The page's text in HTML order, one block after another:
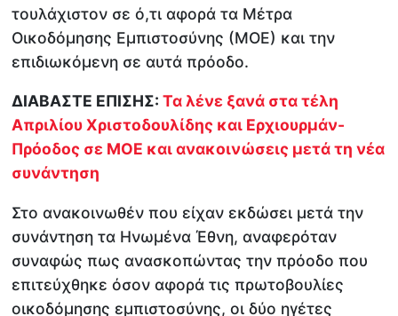
τουλάχιστον σε ό,τι αφορά τα Μέτρα
Οικοδόμησης Εμπιστοσύνης (ΜΟΕ) και την
επιδιωκόμενη σε αυτά πρόοδο.
ΔΙΑΒΑΣΤΕ ΕΠΙΣΗΣ:Τα λένε ξανά στα τέλη
Απριλίου Χριστοδουλίδης και Ερχιουρμάν-
Πρόοδος σε ΜΟΕ και ανακοινώσεις μετά τη νέα
συνάντηση
Στο ανακοινωθέν που είχαν εκδώσει μετά την
συνάντηση τα Ηνωμένα Έθνη, αναφερόταν
συναφώς πως ανασκοπώντας την πρόοδο που
επιτεύχθηκε όσον αφορά τις πρωτοβουλίες
οικοδόμησης εμπιστοσύνης, οι δύο ηγέτες